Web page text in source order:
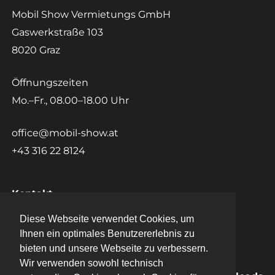
Mobil Show Vermietungs GmbH
Gaswerkstraße 103
8020 Graz
Öffnungszeiten
Mo.–Fr., 08.00–18.00 Uhr
office@mobil-show.at
+43 316 22 8124
Kontakt
Datenschutz
Impressum
Diese Webseite verwendet Cookies, um
Ihnen ein optimales Benutzererlebnis zu
bieten und unsere Webseite zu verbessern.
Wir verwenden sowohl technisch
Diese Webseite verwendet Cookies, um
Ihnen ein optimales Benutzererlebnis zu
bieten und unsere Webseite zu verbessern.
Wir verwenden sowohl technisch